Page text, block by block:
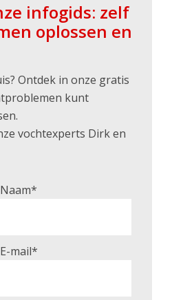
infogids: zelf
oplossen en
Ontdek in onze gratis
kunt
vochtexperts Dirk en
Naam*
E-mail*